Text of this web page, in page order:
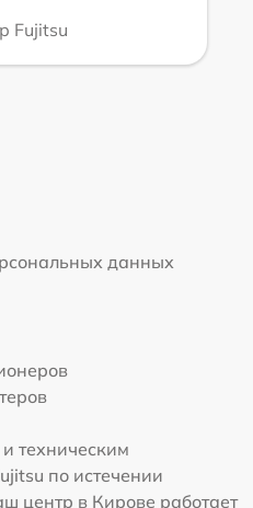
Fujitsu
данных
техническим
по истечении
центр в Кирове работает